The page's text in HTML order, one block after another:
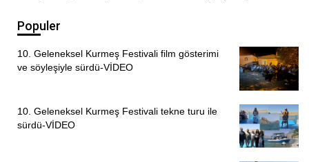
Populer
10. Geleneksel Kurmeş Festivali film gösterimi
ve söyleşiyle sürdü-VİDEO
10. Geleneksel Kurmeş Festivali tekne turu ile
sürdü-VİDEO